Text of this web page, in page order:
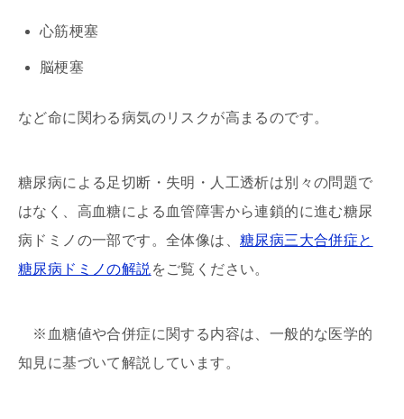
心筋梗塞
脳梗塞
など命に関わる病気のリスクが高まるのです。
糖尿病による足切断・失明・人工透析は別々の問題で
はなく、高血糖による血管障害から連鎖的に進む糖尿
病ドミノの一部です。全体像は、 糖尿病三大合併症と
糖尿病ドミノの解説 をご覧ください。
※血糖値や合併症に関する内容は、一般的な医学的
知見に基づいて解説しています。